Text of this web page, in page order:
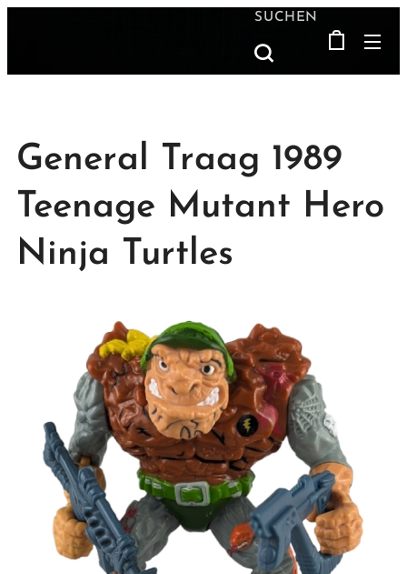
SUCHEN
General Traag 1989
Teenage Mutant Hero
Ninja Turtles